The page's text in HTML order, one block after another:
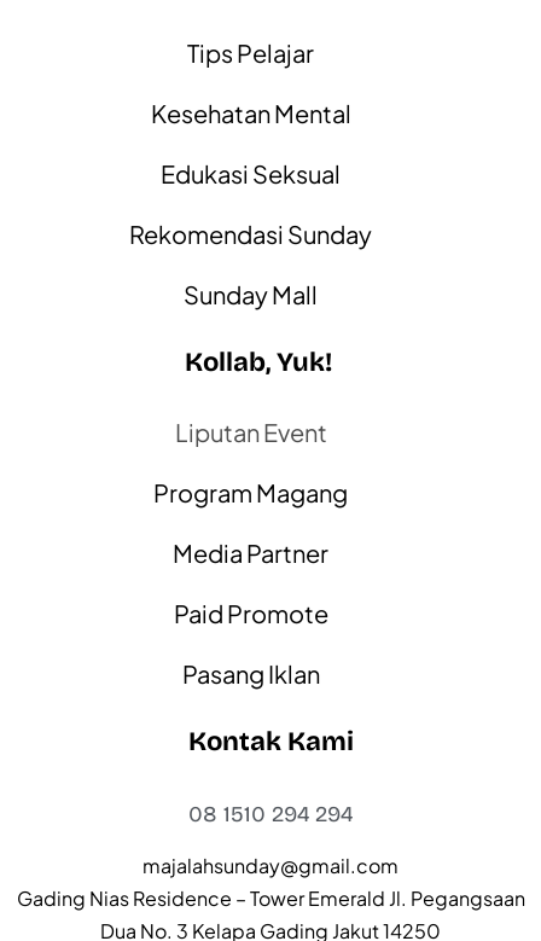
Tips Pelajar
Kesehatan Mental
Edukasi Seksual
Rekomendasi Sunday
Sunday Mall
Kollab, Yuk!
Liputan Event
Program Magang
Media Partner
Paid Promote
Pasang Iklan
Kontak Kami
08 1510 294 294
majalahsunday@gmail.com
Gading Nias Residence – Tower Emerald Jl. Pegangsaan
Dua No. 3 Kelapa Gading Jakut 14250